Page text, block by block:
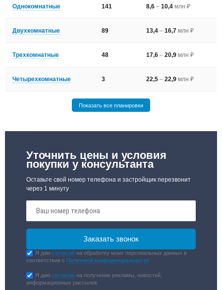
Однокомнатные 141 8,6– 10,4млн ₽
Двухкомнатные 89 13,4– 16,7млн ₽
Трехкомнатные 48 17,6– 20,9млн ₽
Четырехкомнатные 3 22,5– 22,9млн ₽
Показать все планировки
Уточнить цены и условия
покупки у консультанта
Оставьте свой номер телефона и застройщик перезвонит
через 1 минуту
Я даюсогласие на обработку моих персональных данных в
соответствии с Политикой конфиденциальности
Я даюсогласие на получение рекламы, новостей,
информационных рассылок